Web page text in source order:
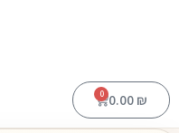
0.00 ₪
0